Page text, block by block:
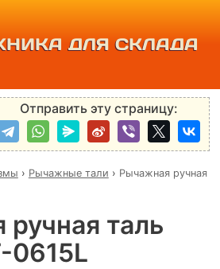
ДЛЯ СКЛАДА
Отправить эту страницу:
› Рычажные тали › Рычажная ручная
таль
0615L